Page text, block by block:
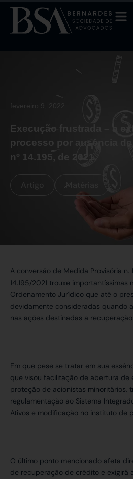
fevereiro 9, 2022
Execução frustrada – a
processo por ausência
nº 14.195, de 2021.
Artigo Matérias
A conversão de Medida Provisória n.
14.195/2021 trouxe importantíssimas
Ordenamento Jurídico que até o
devidamente consideradas quando
nas ações destinadas a
Em que pese se tratar em sua
que visou facilitação de abertura de
proteção de acionistas minoritários,
regulamentação ao Sistema
Ativos e modificação no instituto de
O último ponto mencionado afeta
de recuperação de crédito e exigirá